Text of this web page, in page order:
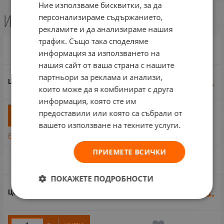
Избери вариант
43.46€ лв.
бр КУПИ
Бърза поръчка
Versace Eros EDP 100ml Tester
лв.
Ние използваме бисквитки, за да
персонализираме съдържанието,
рекламите и да анализираме нашия
трафик. Също така споделяме
информация за използването на
нашия сайт от ваша страна с нашите
партньори за реклама и анализи,
които може да я комбинират с друга
информация, която сте им
предоставили или която са събрали от
вашето използване на техните услуги.
ПРИЕМЕТЕ ВСИЧКИ
ПОКАЖЕТЕ ПОДРОБНОСТИ